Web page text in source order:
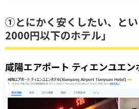
①とにかく安くしたい、と
2000円以下のホテル」
咸陽エアポート ティエンユエン